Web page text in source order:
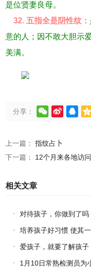
是位贤妻良母。
32. 五指全是阴性纹：
意的人；因不敢大胆示
美满。
分享：    
上一篇：指纹占卜
下一篇： 12个月来各地访
相关文章
对待孩子，你做到了吗
培养孩子好习惯 使其
爱孩子，就要了解孩
1月10日常熟检测员为